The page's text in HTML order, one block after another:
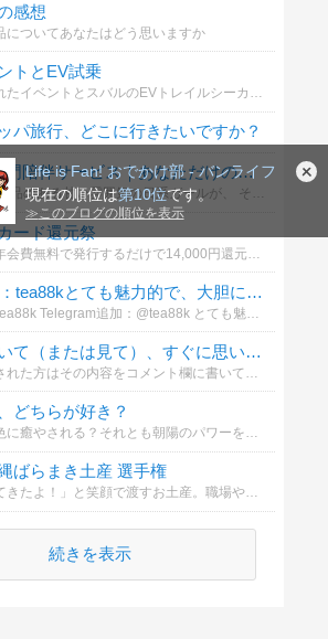
Life is Fan! おでかけ部 - バンライフ
現在の順位は第10位です。
≫このブログの順位を表示
感想
についてあなたはどう思いますか
トとEV試乗
奈良で開催されたイベントとスバルのEVトレイルシーカーの感想について
パ旅行、どこに行きたいですか？
東京 大阪 上門陪伴サービス｜あなただけの優しさが間もなく到着します
外出不要で、 気品のある甘い雰囲気の日系ガールが、 そっとあなたの側に現れ、リラックスした感覚的な時間へと導きます。 興味がある方はグーグルで「YL8861」を検索してみてください。想像以上のサプライズが待っています
ード還元祭
Gleezy追加：tea88kとても魅力的で、大胆に遊べる子です。
諏訪、と聞いて（または見て）、すぐに思い浮かぶもの・または行きたいと思う場所は？
その他に投票された方はその内容をコメント欄に書いてくださるとうれしいです。。また、その場合、諏訪地方に近接する場所でついでに行きたいと思う場所などでも結構です。。投票よろしくお願いいたします。。
どちらが好き？
夕陽の海の景色に癒やされる？それとも朝陽のパワーを感じる？
ばらまき土産 選手権
「沖縄に行ってきたよ！」と笑顔で渡すお土産。職場や友人、家族など配る相手が多いと、何を選ぶか迷っちゃいますよね。
続きを表示